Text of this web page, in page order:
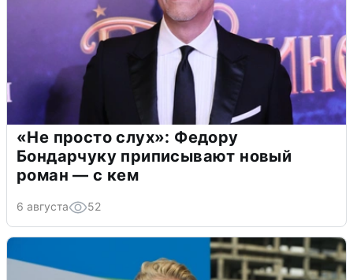
«Не просто слух»: Федору
Бондарчуку приписывают новый
роман — с кем
6 августа 52